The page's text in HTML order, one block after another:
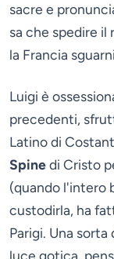
sacre e
sa che spedire il
la Francia
Luigi è
precedenti,
Latino di
Spinedi Cristo
(quando l'intero
custodirla, ha
Parigi. Una